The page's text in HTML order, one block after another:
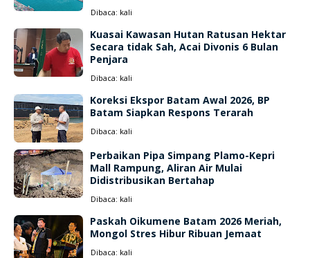
Dibaca: kali
Kuasai Kawasan Hutan Ratusan Hektar
Secara tidak Sah, Acai Divonis 6 Bulan
Penjara
Dibaca: kali
Koreksi Ekspor Batam Awal 2026, BP
Batam Siapkan Respons Terarah
Dibaca: kali
Perbaikan Pipa Simpang Plamo-Kepri
Mall Rampung, Aliran Air Mulai
Didistribusikan Bertahap
Dibaca: kali
Paskah Oikumene Batam 2026 Meriah,
Mongol Stres Hibur Ribuan Jemaat
Dibaca: kali